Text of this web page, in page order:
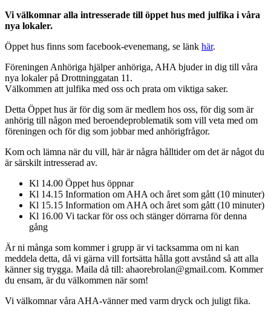
Vi välkomnar alla intresserade till öppet hus med julfika i våra
nya lokaler.
Öppet hus finns som facebook-evenemang, se länk här.
Föreningen Anhöriga hjälper anhöriga, AHA bjuder in dig till våra
nya lokaler på Drottninggatan 11.
Välkommen att julfika med oss och prata om viktiga saker.
Detta Öppet hus är för dig som är medlem hos oss, för dig som är
anhörig till någon med beroendeproblematik som vill veta med om
föreningen och för dig som jobbar med anhörigfrågor.
Kom och lämna när du vill, här är några hålltider om det är något du
är särskilt intresserad av.
Kl 14.00 Öppet hus öppnar
Kl 14.15 Information om AHA och året som gått (10 minuter)
Kl 15.15 Information om AHA och året som gått (10 minuter)
Kl 16.00 Vi tackar för oss och stänger dörrarna för denna
gång
Är ni många som kommer i grupp är vi tacksamma om ni kan
meddela detta, då vi gärna vill fortsätta hålla gott avstånd så att alla
känner sig trygga. Maila då till: ahaorebrolan@gmail.com. Kommer
du ensam, är du välkommen när som!
Vi välkomnar våra AHA-vänner med varm dryck och juligt fika.